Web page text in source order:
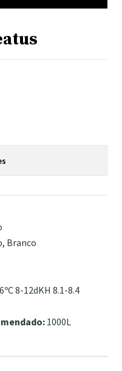
Branco
8-12dKH 8.1-8.4
1000L